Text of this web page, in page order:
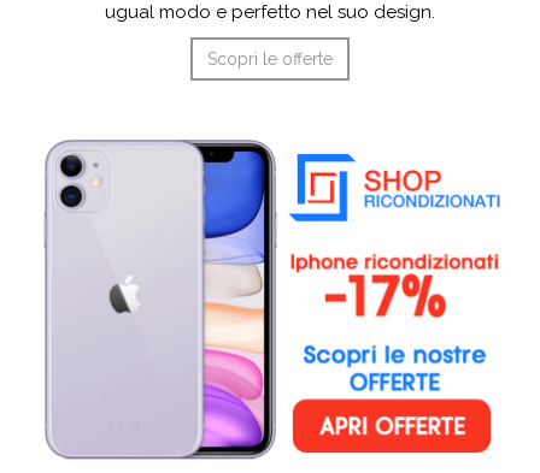
ugual modo e perfetto nel suo design.
Scopri le offerte